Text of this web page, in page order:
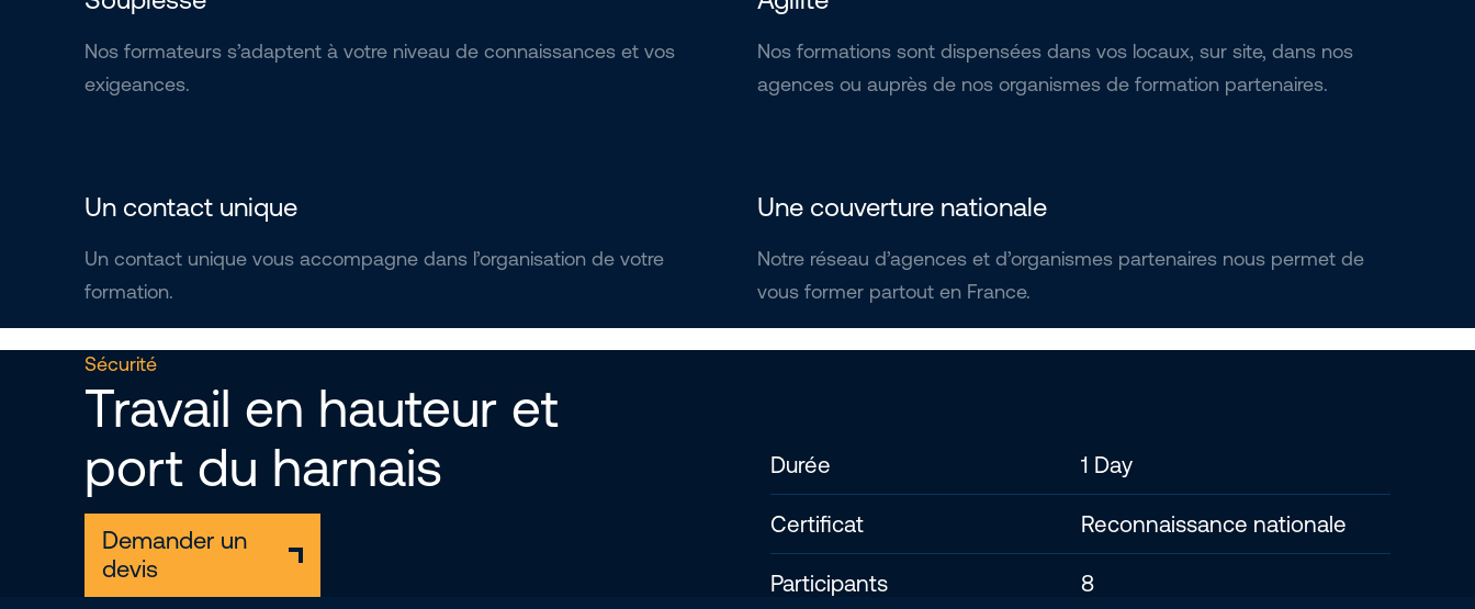
Nos formateurs s’adaptent à votre niveau de connaissances et vos
exigeances.
Nos formations sont dispensées dans vos locaux, sur site, dans nos
agences ou auprès de nos organismes de formation partenaires.
Un contact unique
Un contact unique vous accompagne dans l’organisation de votre
formation.
Une couverture nationale
Notre réseau d’agences et d’organismes partenaires nous permet de
vous former partout en France.
Sécurité
Travail en hauteur et
port du harnais
Demander un
devis
Durée 1 Day
Certificat Reconnaissance nationale
Participants 8